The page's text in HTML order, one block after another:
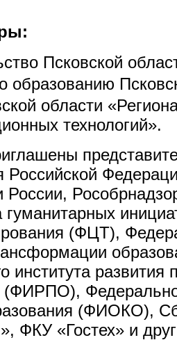
Псковской
образованию
области
технологий».
Российской
России,
гуманитарных
(ФЦТ),
института развития
(ФИРПО),
(ФИОКО),
ФКУ «Гостех» и